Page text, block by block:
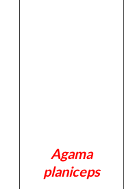
Agama
planiceps